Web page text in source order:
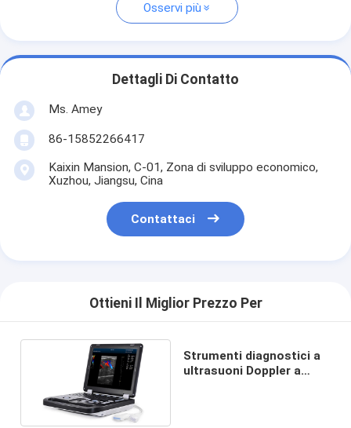
Osservi più
Dettagli Di Contatto
Ms. Amey
86-15852266417
Kaixin Mansion, C-01, Zona di sviluppo economico,
Xuzhou, Jiangsu, Cina
Contattaci
Ottieni Il Miglior Prezzo Per
Strumenti diagnostici a
ultrasuoni Doppler a